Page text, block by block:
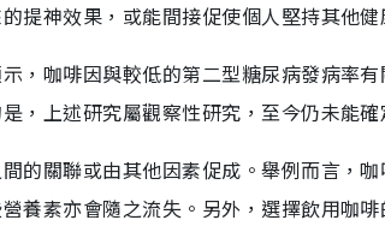
提神效果，或能間接促使個人堅持其他
，咖啡因與較低的第二型糖尿病發病率
，上述研究屬觀察性研究，至今仍未能
的關聯或由其他因素促成。舉例而言，
養素亦會隨之流失。另外，選擇飲用咖